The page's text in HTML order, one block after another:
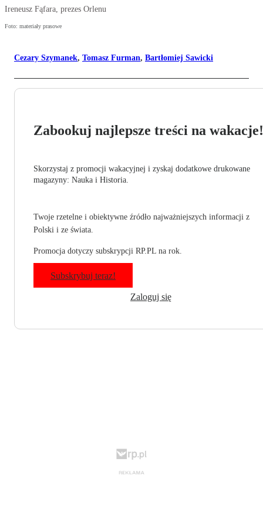
Ireneusz Fąfara, prezes Orlenu
Foto: materiały prasowe
Cezary Szymanek, Tomasz Furman, Bartłomiej Sawicki
Zabookuj najlepsze treści na wakacje!
Skorzystaj z promocji wakacyjnej i zyskaj dodatkowe drukowane
magazyny: Nauka i Historia.
Twoje rzetelne i obiektywne źródło najważniejszych informacji z
Polski i ze świata.
Promocja dotyczy subskrypcji RP.PL na rok.
Subskrybuj teraz!
Zaloguj się